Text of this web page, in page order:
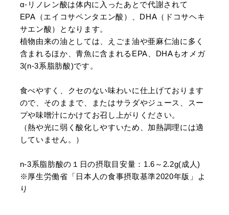
α-リノレン酸は体内に入ったあとで代謝されて
EPA（エイコサペンタエン酸）、DHA（ドコサヘキ
サエン酸）となります。
植物由来の油としては、えごま油や亜麻仁油に多く
含まれるほか、青魚に含まれるEPA、DHAもオメガ
3(n-3系脂肪酸)です。
食べやすく、クセのない味わいに仕上げております
ので、そのままで、またはサラダやジュース、スー
プや味噌汁にかけてお召し上がりください。
（熱や光に弱く酸化しやすいため、加熱調理には適
していません。）
n-3系脂肪酸の１日の摂取目安量：1.6～2.2g(成人)
※厚生労働省「日本人の食事摂取基準2020年版」よ
り